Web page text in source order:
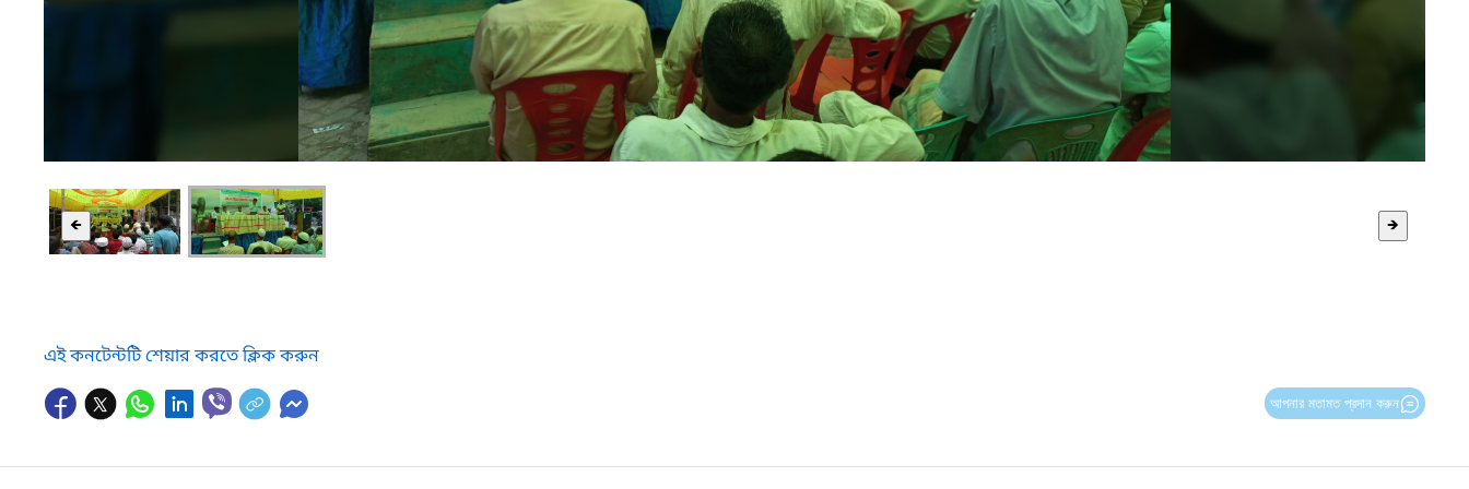
🡸 🡺
এই কনটেন্টটি শেয়ার করতে ক্লিক করুন
আপনার মতামত প্রদান করুন